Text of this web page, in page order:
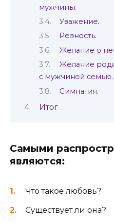
мужчины.
Уважение.
Ревность.
Желание о
Желание
с мужчиной семью.
Симпатия.
Итог
Самыми
являются:
Что такое любовь?
Существует ли она?